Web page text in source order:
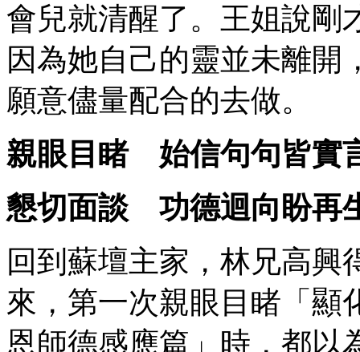
會兒就清醒了。王姐說剛
因為她自己的靈並未離開
願意儘量配合的去做。
親眼目睹 始信句句皆實
懇切面談 功德迴向盼再
回到蘇壇主家，林兄高興
來，第一次親眼目睹「顯
恩師德感應篇」時，都以